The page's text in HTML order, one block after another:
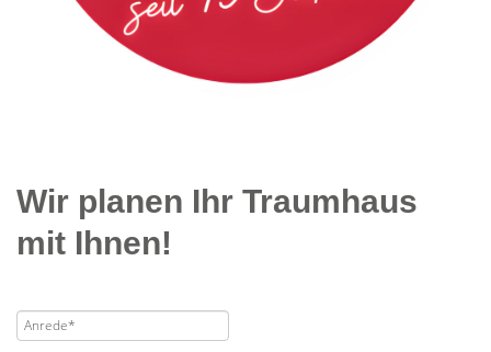
Wir planen Ihr Traumhaus
mit Ihnen!